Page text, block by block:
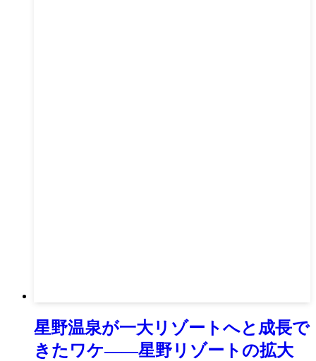
星野温泉が一大リゾートへと成長で
きたワケ――星野リゾートの拡大